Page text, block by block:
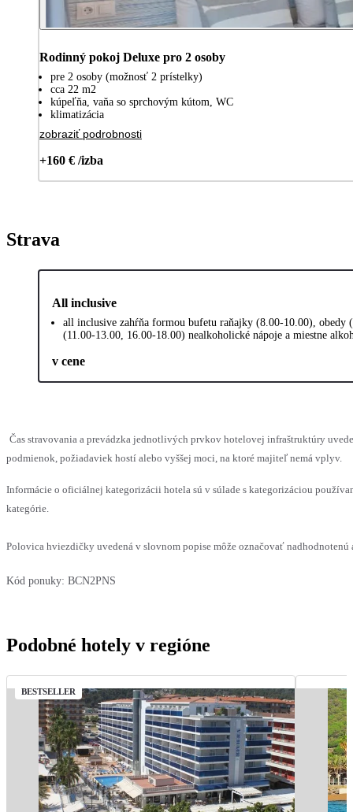
Rodinný pokoj Deluxe pro 2 osoby
pre 2 osoby (možnosť 2 prístelky)
cca 22 m2
kúpeľňa, vaňa so sprchovým kútom, WC
klimatizácia
zobraziť podrobnosti
+160 € /izba
Strava
All inclusive
all inclusive zahŕňa formou bufetu raňajky (8.00-10.00), obedy
(11.00-13.00, 16.00-18.00) nealkoholické nápoje a miestne
v cene
Čas stravovania a prevádzka jednotlivých prvkov hotelovej infraštruktúry
podmienok, požiadaviek hostí alebo vyššej moci, na ktoré majiteľ nemá vplyv.
Informácie o oficiálnej kategorizácii hotela sú v súlade s kategorizáciou
kategórie.
Polovica hviezdičky uvedená v slovnom popise môže označovať
Kód ponuky: BCN2PNS
Podobné hotely v regióne
BESTSELLER